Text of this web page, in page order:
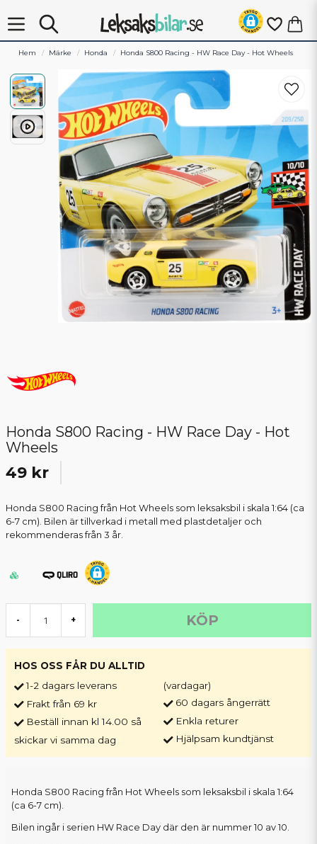
Hem Märke Honda Honda S800 Racing - HW Race Day - Hot Wheels
Honda S800 Racing - HW Race Day - Hot
Wheels
49 kr
Honda S800 Racing från Hot Wheels som leksaksbil i skala 1:64 (ca
6-7 cm). Bilen är tillverkad i metall med plastdetaljer och
rekommenderas från 3 år.
- + KÖP
HOS OSS FÅR DU ALLTID
1-2 dagars leverans
Frakt från 69 kr
Beställ innan kl 14.00 så
skickar vi samma dag
(vardagar)
60 dagars ångerrätt
Enkla returer
Hjälpsam kundtjänst
Honda S800 Racing från Hot Wheels som leksaksbil i skala 1:64
(ca 6-7 cm).
Bilen ingår i serien HW Race Day där den är nummer 10 av 10.